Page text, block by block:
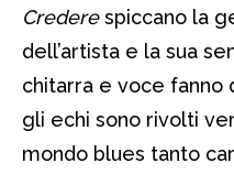
Crederespiccano la
dell’artista e la sua
chitarra e voce fanno
gli echi sono rivolti
mondo blues tanto